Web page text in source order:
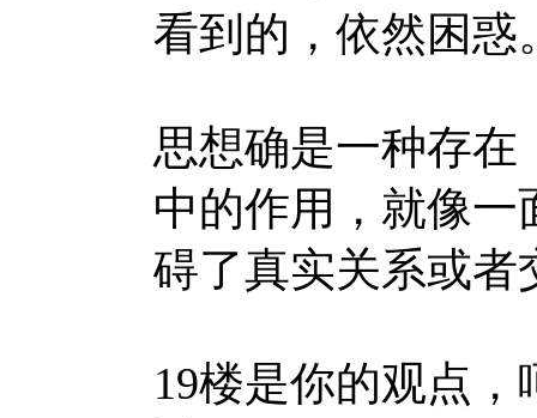
看到的，依然困惑
思想确是一种存在
中的作用，就像
碍了真实关系或者
19楼是你的观点